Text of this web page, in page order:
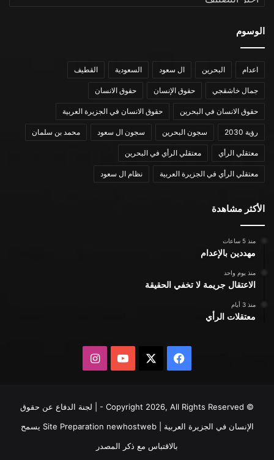
الوسوم
اعدام البحرين ال سعود السعودية القطيف
جمال خاشقجي حقوق الإنسان حقوق الانسان
حقوق الانسان في البحرين حقوق الانسان في الجزيرة العربية
رؤية 2030 سجون البحرين سجون ال سعود محمد بن سلمان
معتقلي الرأي معتقلي الرأي في البحرين
معتقلي الرأي في الجزيرة العربية نظام ال سعود
الأكثر مشاهدة
منذ 5 ساعات
مهددين بالإعدام
منذ يوم واحد
الاعتقال جريمة لا تخفي الحقيقة
منذ 3 أيام
معتقلات الرأي
فيسبوك يوتيوبانستقرام
© Copyright 2026, All Rights Reserved - | لجنة الدفاع عن حقوق
الإنسان في الجزيرة العربية | Site Preparationnewhostweb
يسمح
بالاقتباس مع ذكر المصدر